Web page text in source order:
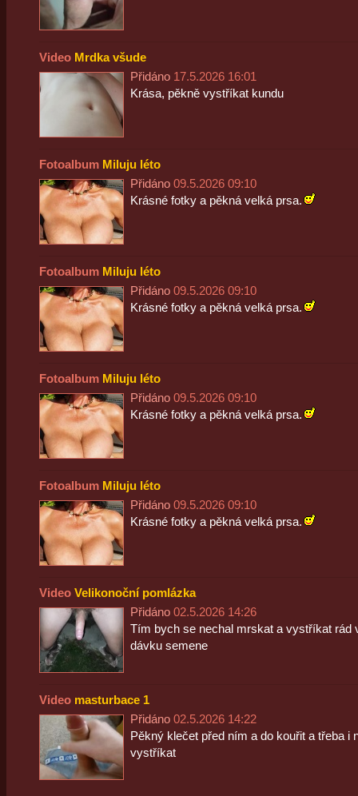
Video Mrdka všude
Přidáno 17.5.2026 16:01
Krása, pěkně vystříkat kundu
Fotoalbum Miluju léto
Přidáno 09.5.2026 09:10
Krásné fotky a pěkná velká prsa.
Fotoalbum Miluju léto
Přidáno 09.5.2026 09:10
Krásné fotky a pěkná velká prsa.
Fotoalbum Miluju léto
Přidáno 09.5.2026 09:10
Krásné fotky a pěkná velká prsa.
Fotoalbum Miluju léto
Přidáno 09.5.2026 09:10
Krásné fotky a pěkná velká prsa.
Video Velikonoční pomlázka
Přidáno 02.5.2026 14:26
Tím bych se nechal mrskat a vystříkat rád
dávku semene
Video masturbace 1
Přidáno 02.5.2026 14:22
Pěkný klečet před ním a do kouřit a třeba i
vystříkat